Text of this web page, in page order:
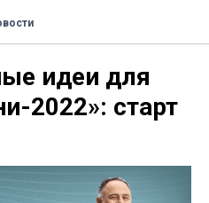
идеи для
2022»: старт